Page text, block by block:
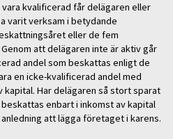
kvalificerad får delägaren eller
varit verksam i betydande
eller de fem
att delägaren inte är aktiv går
andelsom beskattas enligt de
en icke-kvalificerad andel med
kapital. Har delägaren så stort sparat
beskattas enbart i inkomst av kapital
att lägga företaget i karens.